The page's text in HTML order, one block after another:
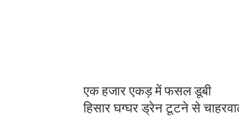
एक हजार एकड़ में फसल डूबी
हिसार घग्घर ड्रेन टूटने से